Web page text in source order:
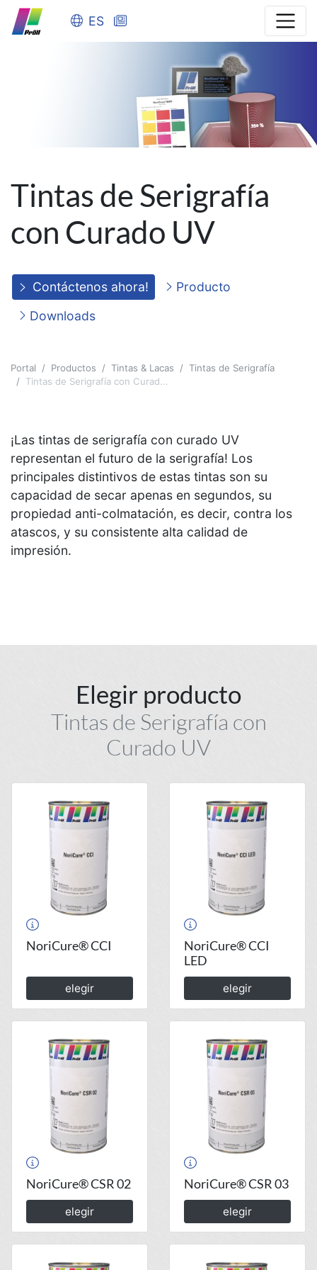
ES
Tintas de Serigrafía
con Curado UV
Contáctenos ahora!
Producto
Downloads
Portal Productos Tintas & Lacas
Tintas de Serigrafía
Tintas de Serigrafía con Curad...
¡Las tintas de serigrafía con curado UV
representan el futuro de la serigrafía! Los
principales distintivos de estas tintas son su
capacidad de secar apenas en segundos, su
propiedad anti-colmatación, es decir, contra los
atascos, y su consistente alta calidad de
impresión.
Elegir producto
Tintas de Serigrafía con
Curado UV
NoriCure® CCI
elegir
NoriCure® CCI
LED
elegir
NoriCure® CSR 02
elegir
NoriCure® CSR 03
elegir